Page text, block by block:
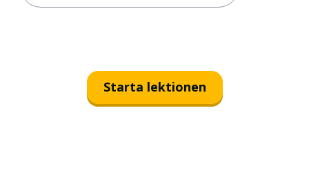
Starta lektionen